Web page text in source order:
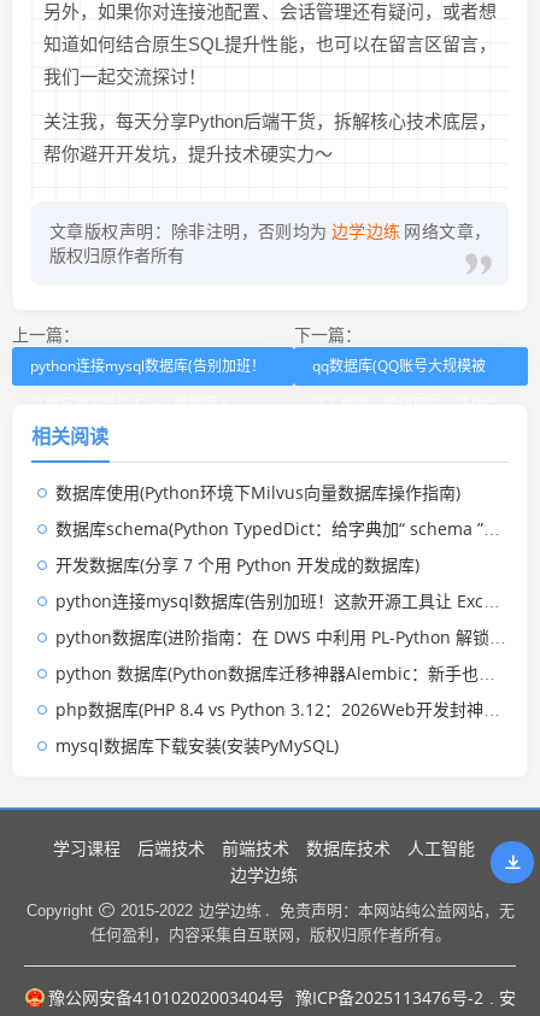
另外，如果你对连接池配置、会话管理还有疑问，或者想
知道如何结合原生SQL提升性能，也可以在留言区留言，
我们一起交流探讨！
关注我，每天分享Python后端干货，拆解核心技术底层，
帮你避开开发坑，提升技术硬实力～
文章版权声明：除非注明，否则均为 边学边练 网络文章，
版权归原作者所有
上一篇：
python连接mysql数据库(告别加班！
MySQL 效率提升 30 倍)
下一篇：
qq数据库(QQ账号大规模被
相关阅读
数据库使用(Python环境下Milvus向量数据库操作指南)
数据库schema(Python TypedDict：给字典加“ schema ”，却藏着致命陷阱？)
开发数据库(分享 7 个用 Python 开发成的数据库)
python连接mysql数据库(告别加班！这款开源工具让 Excel 数据导入 MySQL 效率提升 30 倍)
python数据库(进阶指南：在 DWS 中利用 PL-Python 解锁数据库无限可能)
python 数据库(Python数据库迁移神器Alembic：新手也能一键搞定，告别手动改库)
php数据库(PHP 8.4 vs Python 3.12：2026Web开发封神对决，选错少赚半年钱)
mysql数据库下载安装(安装PyMySQL)
学习课程 后端技术 前端技术 数据库技术
人工智能
边学边练
Copyright 2015-2022 边学边练 .
免责声明：本网站纯公益网站，无
任何盈利，内容采集自互联网，版权归原作者所有。
豫公网安备41010202003404号 豫ICP备2025113476号-2
. 安